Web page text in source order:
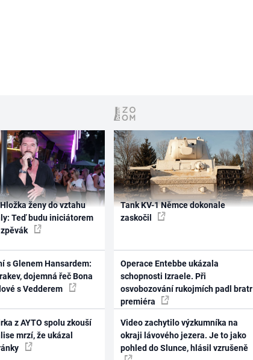
ženy do vztahu
Teď budu iniciátorem
s Glenem Hansardem:
dojemná řeč Bona
s Vedderem
z AYTO spolu zkouší
mrzí, že ukázal
Tank KV-1 Němce dokonale
zaskočil
Operace Entebbe ukázala
schopnosti Izraele. Při
osvobozování rukojmích padl bratr
premiéra
Video zachytilo výzkumníka na
okraji lávového jezera. Je to jako
pohled do Slunce, hlásil vzrušeně